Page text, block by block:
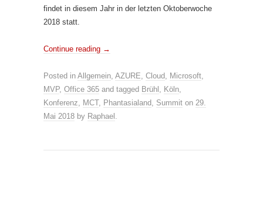
findet in diesem Jahr in der letzten Oktoberwoche
2018 statt.
Continue reading →
Posted in Allgemein, AZURE, Cloud, Microsoft,
MVP, Office 365 and tagged Brühl , Köln,
Konferenz, MCT, Phantasialand, Summit on 29.
Mai 2018 by Raphael .